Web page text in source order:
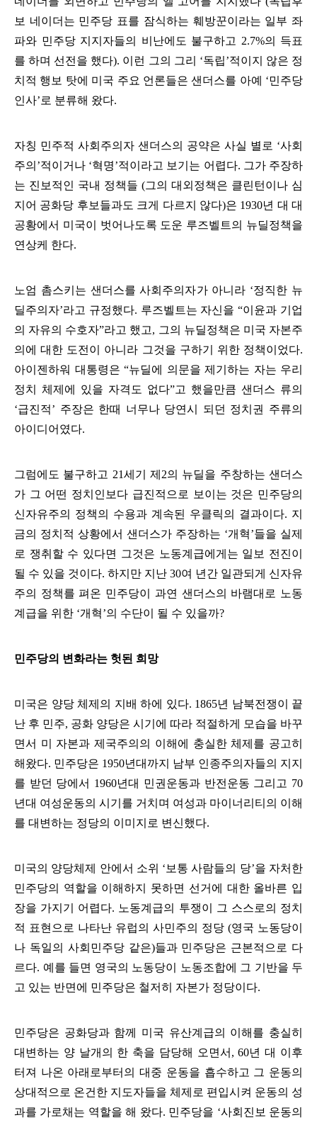
보 네이더는 민주당 표를 잠식하는 훼방꾼이라는 일부 좌
파와 민주당 지지자들의 비난에도 불구하고 2.7%의 득표
를 하며 선전을 했다). 이런 그의 그리 ‘독립’적이지 않은 정
치적 행보 탓에 미국 주요 언론들은 샌더스를 아예 ‘민주당
인사’로 분류해 왔다.
자칭 민주적 사회주의자 샌더스의 공약은 사실 별로 ‘사회
주의 ’적이거나 ‘혁명’적이라고 보기는 어렵다. 그가 주장하
는 진보적인 국내 정책들 (그의 대외정책은 클린턴이나 심
지어 공화당 후보들과도 크게 다르지 않다)은 1930년 대 대
공황에서 미국이 벗어나도록 도운 루즈벨트의 뉴딜정책을
연상케 한다.
노엄 촘스키는 샌더스를 사회주의자가 아니라 ‘정직한 뉴
딜주의자’라고 규정했다. 루즈벨트는 자신을“이윤과 기업
의 자유의 수호자”라고 했고, 그의 뉴딜정책은 미국 자본주
의에 대한 도전이 아니라 그것을 구하기 위한 정책이었다.
아이젠하워 대통령은 “뉴딜에 의문을 제기하는 자는 우리
정치 체제에 있을 자격도 없다”고 했을만큼 샌더스 류의
‘급진적’ 주장은 한때 너무나 당연시 되던 정치권 주류의
아이디어였다.
그럼에도 불구하고 21세기 제 2의 뉴딜을 주창하는 샌더스
가 그 어떤 정치인보다 급진적으로 보이는 것은 민주당의
신자유주의 정책의 수용과 계속된 우클릭의 결과이다. 지
금의 정치적 상황에서 샌더스가 주장하는 ‘개혁’들을 실제
로 쟁취할 수 있다면 그것은 노동계급에게는 일보 전진이
될 수 있을 것이다. 하지만 지난 30여 년간 일관되게 신자유
주의 정책를 펴온 민주당이 과연 샌더스의 바램대로 노동
계급을 위한 ‘개혁’의 수단이 될 수 있을까?
민주당의 변화라는 헛된 희망
미국은 양당 체제의 지배 하에 있다. 1865년 남북전쟁이 끝
난 후 민주, 공화 양당은 시기에 따라 적절하게 모습을 바꾸
면서 미 자본과 제국주의의 이해에 충실한 체제를 공고히
해왔다. 민주당은 1950년대까지 남부 인종주의자들의 지지
를 받던 당에서 1960년대 민권운동과 반전운동 그리고 70
년대 여성운동의 시기를 거치며 여성과 마이너리티의 이해
를 대변하는 정당의 이미지로 변신했다.
미국의 양당체제 안에서 소위 ‘ 보통 사람들의 당’을 자처한
민주당의 역할을 이해하지 못하면 선거에 대한 올바른 입
장을 가지기 어렵다. 노동계급의 투쟁이 그 스스로의 정치
적 표현으로 나타난 유럽의 사민주의 정당 (영국 노동당이
나 독일의 사회민주당 같은)들과 민주당은 근본적으로 다
르다. 예를 들면 영국의 노동당이 노동조합에 그 기반을 두
고 있는 반면에 민주당은 철저히 자본가 정당이다.
민주당은 공화당과 함께 미국 유산계급의 이해를 충실히
대변하는 양 날개의 한 축을 담당해 오면서 , 60년 대 이후
터져 나온 아래로부터의 대중 운동을 흡수하고 그 운동의
상대적으로 온건한 지도자들을 체제로 편입시켜 운동의 성
과를 가로채는 역할을 해 왔다. 민주당을 ‘사회진보 운동의